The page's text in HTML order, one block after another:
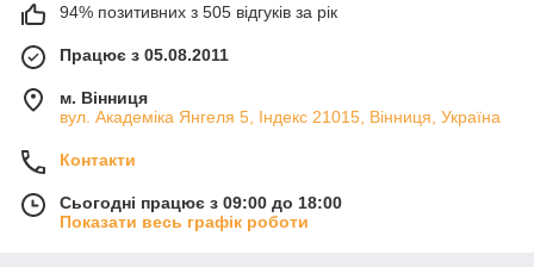
94% позитивних з 505 відгуків за рік
Працює з 05.08.2011
м. Вінниця
вул. Академіка Янгеля 5, Індекс 21015, Вінниця, Україна
Контакти
Сьогодні працює з 09:00 до 18:00
Показати весь графік роботи